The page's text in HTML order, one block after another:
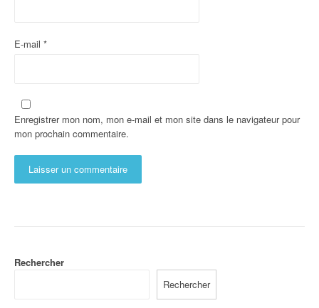
E-mail *
Enregistrer mon nom, mon e-mail et mon site dans le navigateur pour
mon prochain commentaire.
Rechercher
Rechercher